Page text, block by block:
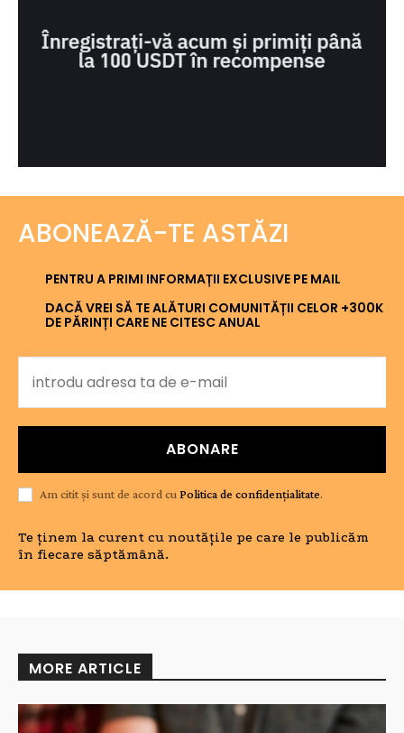
ABONEAZĂ-TE ASTĂZI
PENTRU A PRIMI INFORMAȚII EXCLUSIVE PE MAIL
DACĂ VREI SĂ TE ALĂTURI COMUNITĂȚII CELOR +300K
DE PĂRINȚI CARE NE CITESC ANUAL
ABONARE
Am citit și sunt de acord cu Politica de confidențialitate.
Te ținem la curent cu noutățile pe care le publicăm
în fiecare săptămână.
MORE ARTICLE